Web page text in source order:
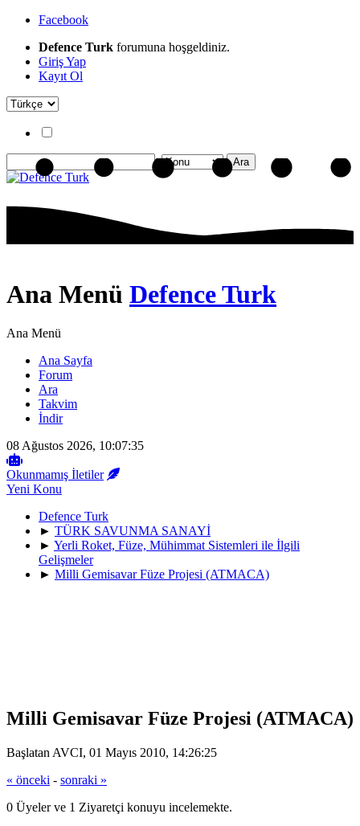
Facebook
Defence Turk forumuna hoşgeldiniz.
Giriş Yap
Kayıt Ol
Ana Menü Defence Turk
Ana Menü
Ana Sayfa
Forum
Ara
Takvim
İndir
08 Ağustos 2026, 10:07:35
Okunmamış İletiler
Yeni Konu
Defence Turk
► TÜRK SAVUNMA SANAYİ
► Yerli Roket, Füze, Mühimmat Sistemleri ile İlgili
Gelişmeler
► Milli Gemisavar Füze Projesi (ATMACA)
Milli Gemisavar Füze Projesi (ATMACA)
Başlatan AVCI, 01 Mayıs 2010, 14:26:25
« önceki - sonraki »
0 Üyeler ve 1 Ziyaretçi konuyu incelemekte.